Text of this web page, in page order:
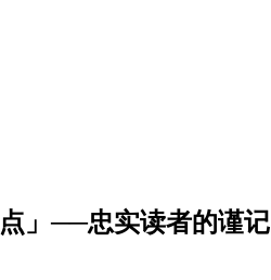
」──忠实读者的谨记